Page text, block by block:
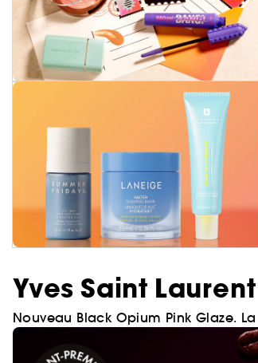
Yves Saint Laurent
Nouveau Black Opium Pink Glaze.